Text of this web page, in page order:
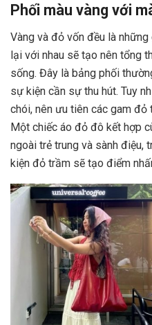
Phối màu vàng với
Vàng và đỏ vốn đều là
lại với nhau sẽ tạo nên tổng
sống. Đây là bảng phối
sự kiện cần sự thu hút. Tuy
chói, nên ưu tiên các gam
Một chiếc áo đỏ đô kết hợp
ngoài trẻ trung và sành điệu,
kiện đỏ trầm sẽ tạo điểm